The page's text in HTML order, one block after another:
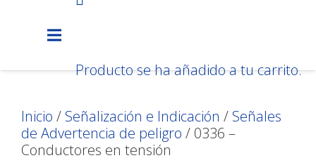
Productose ha añadido a tu carrito.
Inicio / Señalización e Indicación / Señales
de Advertencia de peligro / 0336 –
Conductores en tensión